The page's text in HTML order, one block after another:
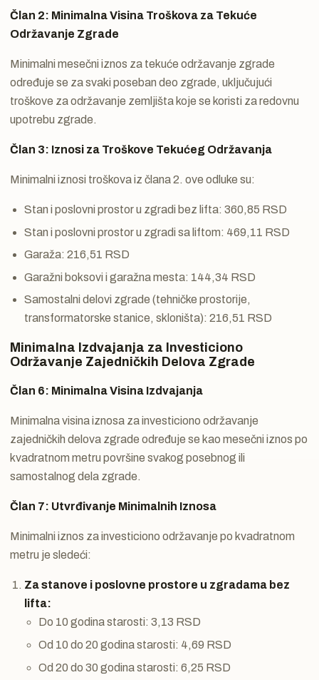
Član 2: Minimalna Visina Troškova za Tekuće
Održavanje Zgrade
Minimalni mesečni iznos za tekuće održavanje zgrade
određuje se za svaki poseban deo zgrade, uključujući
troškove za održavanje zemljišta koje se koristi za redovnu
upotrebu zgrade.
Član 3: Iznosi za Troškove Tekućeg Održavanja
Minimalni iznosi troškova iz člana 2. ove odluke su:
Stan i poslovni prostor u zgradi bez lifta: 360,85 RSD
Stan i poslovni prostor u zgradi sa liftom: 469,11 RSD
Garaža: 216,51 RSD
Garažni boksovi i garažna mesta: 144,34 RSD
Samostalni delovi zgrade (tehničke prostorije,
transformatorske stanice, skloništa): 216,51 RSD
Minimalna Izdvajanja za Investiciono
Održavanje Zajedničkih Delova Zgrade
Član 6: Minimalna Visina Izdvajanja
Minimalna visina iznosa za investiciono održavanje
zajedničkih delova zgrade određuje se kao mesečni iznos po
kvadratnom metru površine svakog posebnog ili
samostalnog dela zgrade.
Član 7: Utvrđivanje Minimalnih Iznosa
Minimalni iznos za investiciono održavanje po kvadratnom
metru je sledeći:
Za stanove i poslovne prostore u zgradama bez
lifta:
Do 10 godina starosti: 3,13 RSD
Od 10 do 20 godina starosti: 4,69 RSD
Od 20 do 30 godina starosti: 6,25 RSD